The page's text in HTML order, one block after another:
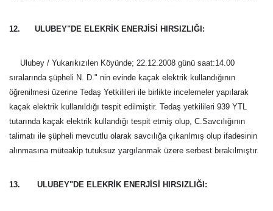
12. ULUBEY"DE ELEKRİK ENERJİSİ HIRSIZLIĞI:
Ulubey / Yukarıkızılen Köyünde; 22.12.2008 günü saat:14.00
sıralarında şüpheli N. D." nin evinde kaçak elektrik kullandığının
öğrenilmesi üzerine Tedaş Yetkilileri ile birlikte incelemeler yapılarak
kaçak elektrik kullanıldığı tespit edilmiştir. Tedaş yetkilileri 939 YTL
tutarında kaçak elektrik kullandığı tespit etmiş olup, C.Savcılığının
talimatı ile şüpheli mevcutlu olarak savcılığa çıkarılmış olup ifadesinin
alınmasına müteakip tutuksuz yargılanmak üzere serbest bırakılmıştır.
13. ULUBEY"DE ELEKRİK ENERJİSİ HIRSIZLIĞI: